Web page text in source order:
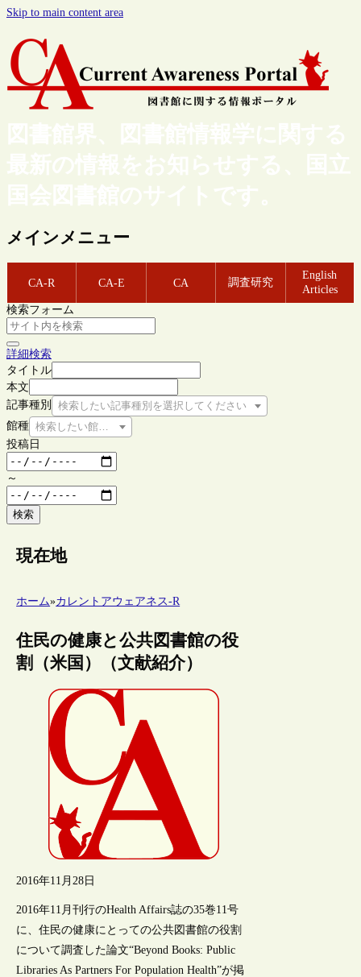
Skip to main content area
図書館界、図書館情報学に関する
最新の情報をお知らせする、国立
国会図書館のサイトです。
メインメニュー
CA-R CA-E CA 調査研究
English
Articles
検索フォーム
詳細検索
タイトル
本文
記事種別
検索したい記事種別を選択してください
館種 検索したい館種を選択してください
投稿日
～
検索
現在地
ホーム»カレントアウェアネス-R
住民の健康と公共図書館の役
割（米国）（文献紹介）
2016年11月28日
2016年11月刊行のHealth Affairs誌の35巻11号
に、住民の健康にとっての公共図書館の役割
について調査した論文“Beyond Books: Public
Libraries As Partners For Population Health”が掲